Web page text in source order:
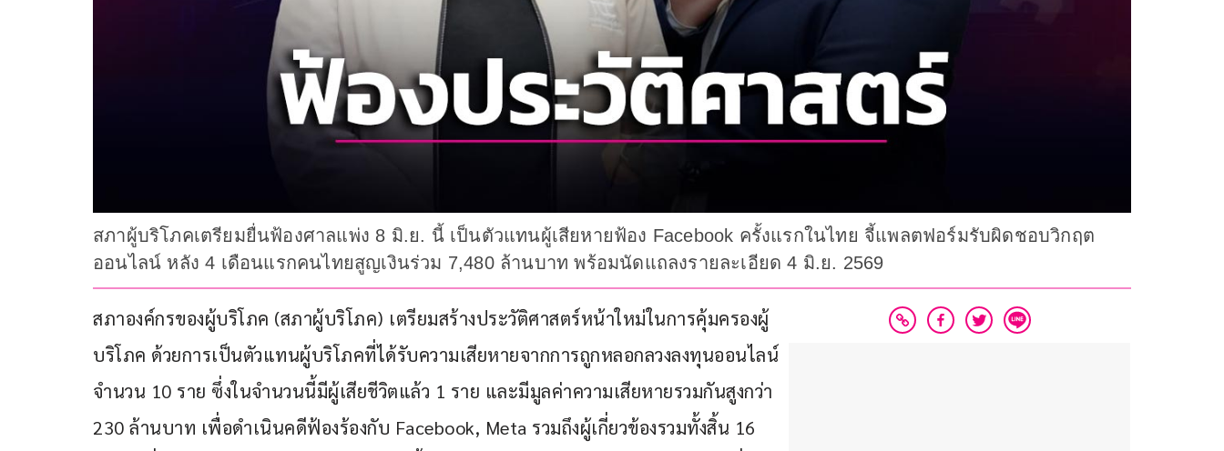
สภาผู้บริโภคเตรียมยื่นฟ้องศาลแพ่ง 8 มิ.ย. นี้ เป็นตัวแทนผู้เสียหายฟ้อง Facebook ครั้งแรกในไทย จี้แพลตฟอร์มรับผิดชอบวิกฤต
ออนไลน์ หลัง 4 เดือนแรกคนไทยสูญเงินร่วม 7,480 ล้านบาท พร้อมนัดแถลงรายละเอียด 4 มิ.ย. 2569
สภาองค์กรของผู้บริโภค (สภาผู้บริโภค) เตรียมสร้างประวัติศาสตร์หน้าใหม่ในการคุ้มครองผู้
บริโภค ด้วยการเป็นตัวแทนผู้บริโภคที่ได้รับความเสียหายจากการถูกหลอกลวงลงทุนออนไลน์
จำนวน 10 ราย ซึ่งในจำนวนนี้มีผู้เสียชีวิตแล้ว 1 ราย และมีมูลค่าความเสียหายรวมกันสูงกว่า
230 ล้านบาท เพื่อดำเนินคดีฟ้องร้องกับ Facebook, Meta รวมถึงผู้เกี่ยวข้องรวมทั้งสิ้น 16